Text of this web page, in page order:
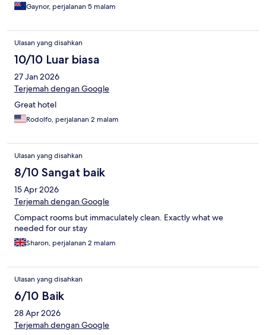
Gaynor, perjalanan 5 malam
Ulasan yang disahkan
10/10 Luar biasa
27 Jan 2026
Terjemah dengan Google
Great hotel
Rodolfo, perjalanan 2 malam
Ulasan yang disahkan
8/10 Sangat baik
15 Apr 2026
Terjemah dengan Google
Compact rooms but immaculately clean. Exactly what we
needed for our stay
Sharon, perjalanan 2 malam
Ulasan yang disahkan
6/10 Baik
28 Apr 2026
Terjemah dengan Google